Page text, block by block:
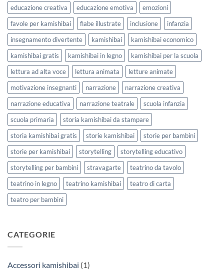
educazione creativa
educazione emotiva
emozioni
favole per kamishibai
fiabe illustrate inclusione
infanzia
insegnamento divertente
kamishibai
kamishibai economico
kamishibai gratis
kamishibai in legno
kamishibai per la scuola
lettura ad alta voce
lettura animata
letture animate
motivazione insegnanti
narrazione
narrazione creativa
narrazione educativa
narrazione teatrale
scuola infanzia
scuola primaria
storia kamishibai da stampare
storia kamishibai gratis
storie kamishibai
storie per bambini
storie per kamishibai
storytelling
storytelling educativo
storytelling per bambini
stravagarte
teatrino da tavolo
teatrino in legno
teatrino kamishibai
teatro di carta
teatro per bambini
CATEGORIE
Accessori kamishibai (1)